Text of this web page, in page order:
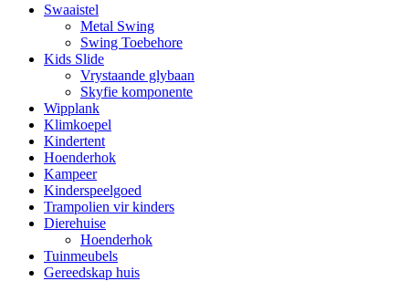
Swaaistel
Metal Swing
Swing Toebehore
Kids Slide
Vrystaande glybaan
Skyfie komponente
Wipplank
Klimkoepel
Kindertent
Hoenderhok
Kampeer
Kinderspeelgoed
Trampolien vir kinders
Dierehuise
Hoenderhok
Tuinmeubels
Gereedskap huis